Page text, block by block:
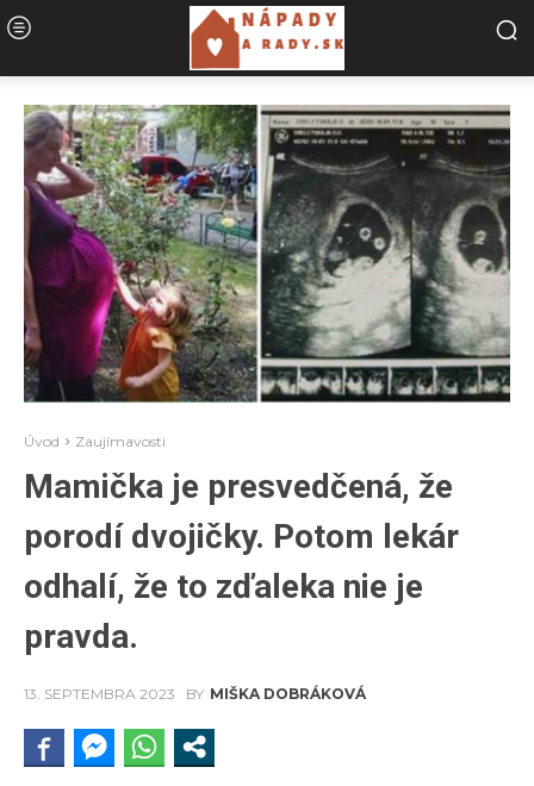
Úvod Zaujímavosti
Mamička je presvedčená, že
porodí dvojičky. Potom lekár
odhalí, že to zďaleka nie je
pravda.
13. SEPTEMBRA 2023 BY MIŠKA DOBRÁKOVÁ